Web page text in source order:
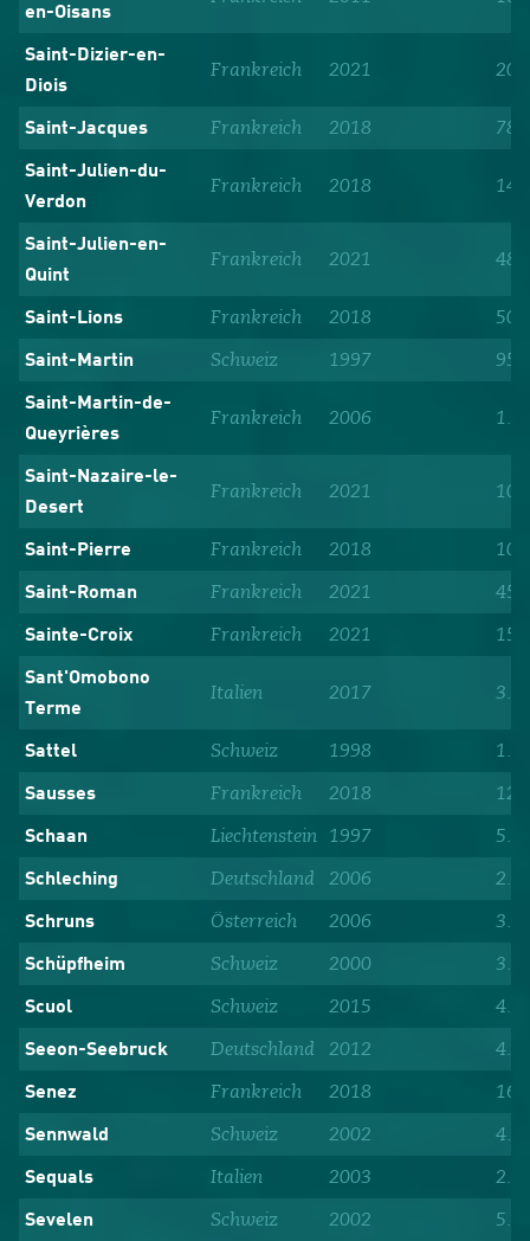
en-Oisans
Saint-Dizier-en-
Diois
Frankreich 2021 204
Saint-Jacques Frankreich 2018 78
Saint-Julien-du-
Verdon
Frankreich 2018 143
Saint-Julien-en-
Quint
Frankreich 2021 48
Saint-Lions Frankreich 2018 50
Saint-Martin Schweiz 1997 958
Saint-Martin-de-
Queyrières
Frankreich 2006
Saint-Nazaire-le-
Desert
Frankreich 2021 109
Saint-Pierre Frankreich 2018 100
Saint-Roman Frankreich 2021 452
Sainte-Croix Frankreich 2021 154
Sant'Omobono
Terme
Italien 2017
Sattel Schweiz 1998
Sausses Frankreich 2018 125
Schaan Liechtenstein 1997
Schleching Deutschland 2006
Schruns Österreich 2006
Schüpfheim Schweiz 2000
Scuol Schweiz 2015
Seeon-Seebruck Deutschland 2012
Senez Frankreich 2018 169
Sennwald Schweiz 2002
Sequals Italien 2003
Sevelen Schweiz 2002